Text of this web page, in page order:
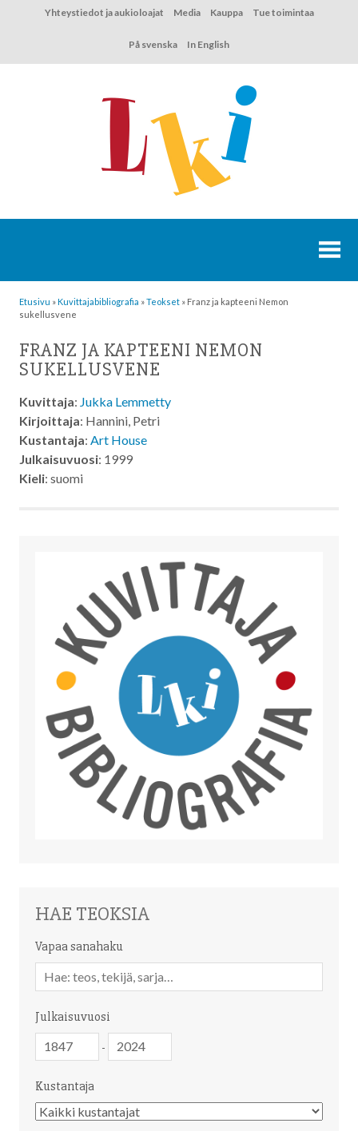
Yhteystiedot ja aukioloajat Media Kauppa Tue toimintaa
På svenska In English
Etusivu »Kuvittaja­bibliografia »Teokset » Franz ja kapteeni Nemon
sukellusvene
FRANZ JA KAPTEENI NEMON
SUKELLUSVENE
Kuvittaja: Jukka Lemmetty
Kirjoittaja: Hannini, Petri
Kustantaja: Art House
Julkaisuvuosi: 1999
Kieli: suomi
HAE TEOKSIA
Vapaa sanahaku
sanahaku
Julkaisuvuosi
-
Kustantaja
Kustantaja